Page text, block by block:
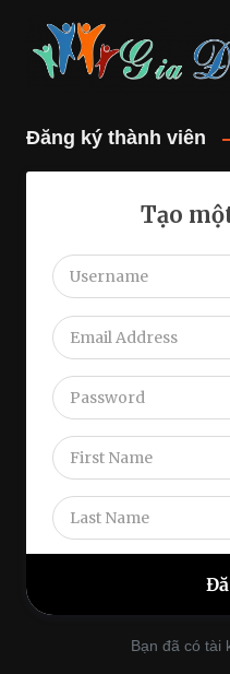
Đăng ký thành viên
Tạo
Bạn đã có tài